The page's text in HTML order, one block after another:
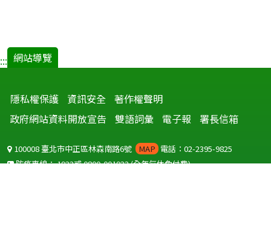
::: 網站導覽
隱私權保護 資訊安全 著作權聲明
政府網站資料開放宣告
雙語詞彙 電子報 署長信箱
100008 臺北市中正區林森南路6號 MAP 電話：02-2395-9825
防疫專線：1922或0800-001922(全年無休免付費)